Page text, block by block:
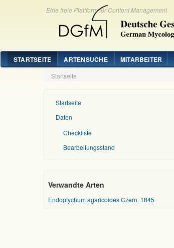
Eine freie Plattform für Content Management
STARTSEITE ARTENSUCHE MITARBEITER
Startseite
Startseite
Daten
Checkliste
Bearbeitungsstand
Verwandte Arten
Endoptychum agaricoides Czern. 1845